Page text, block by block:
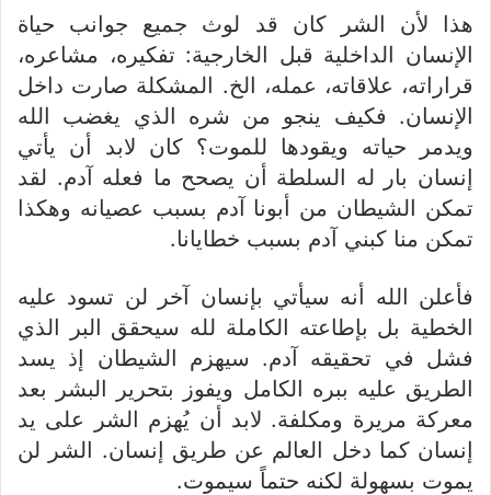
هذا لأن الشر كان قد لوث جميع جوانب حياة
الإنسان الداخلية قبل الخارجية: تفكيره، مشاعره،
قراراته، علاقاته، عمله، الخ. المشكلة صارت داخل
الإنسان. فكيف ينجو من شره الذي يغضب الله
ويدمر حياته ويقودها للموت؟ كان لابد أن يأتي
إنسان بار له السلطة أن يصحح ما فعله آدم. لقد
تمكن الشيطان من أبونا آدم بسبب عصيانه وهكذا
تمكن منا كبني آدم بسبب خطايانا.
فأعلن الله أنه سيأتي بإنسان آخر لن تسود عليه
الخطية بل بإطاعته الكاملة لله سيحقق البر الذي
فشل في تحقيقه آدم. سيهزم الشيطان إذ يسد
الطريق عليه ببره الكامل ويفوز بتحرير البشر بعد
معركة مريرة ومكلفة. لابد أن يُهزم الشر على يد
إنسان كما دخل العالم عن طريق إنسان. الشر لن
يموت بسهولة لكنه حتماً سيموت.